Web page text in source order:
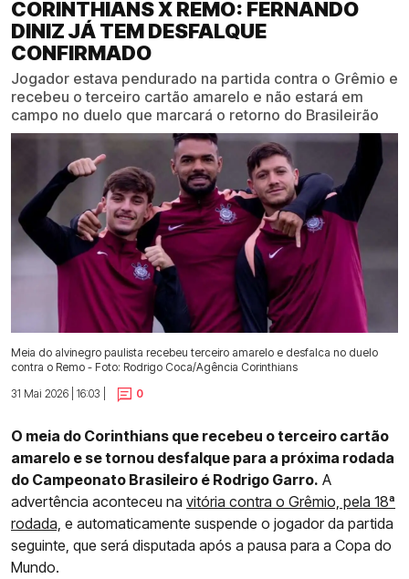
CORINTHIANS X REMO: FERNANDO
DINIZ JÁ TEM DESFALQUE
CONFIRMADO
Jogador estava pendurado na partida contra o Grêmio e
recebeu o terceiro cartão amarelo e não estará em
campo no duelo que marcará o retorno do Brasileirão
Meia do alvinegro paulista recebeu terceiro amarelo e desfalca no duelo
contra o Remo - Foto: Rodrigo Coca/Agência Corinthians
31 Mai 2026 | 16:03 |
0
O meia do Corinthians que recebeu o terceiro cartão
amarelo e se tornou desfalque para a próxima rodada
do Campeonato Brasileiro é Rodrigo Garro. A
advertência aconteceu na vitória contra o Grêmio, pela 18ª
rodada, e automaticamente suspende o jogador da partida
seguinte, que será disputada após a pausa para a Copa do
Mundo.